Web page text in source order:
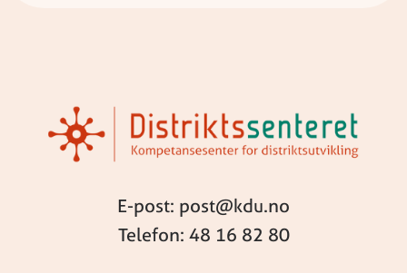
E-post: post@kdu.no
Telefon: 48 16 82 80